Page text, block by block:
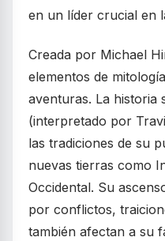
en un líder crucial en
Creada por Michael
elementos de
aventuras. La historia
(interpretado por
las tradiciones de su
nuevas tierras como
Occidental. Su
por conflictos,
también afectan a su